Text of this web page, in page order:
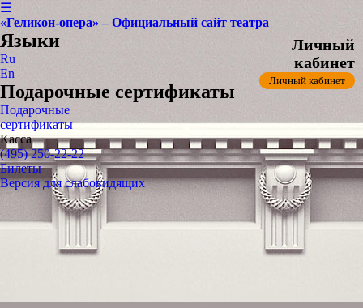
☰
«Геликон-опера» – Официальный сайт театра
Языки
Ru
En
Подарочные сертификаты
Подарочные
сертификаты
Касса
(495) 250-22-22
Личный
кабинет
Личный кабинет
Билеты
Версия для слабовидящих